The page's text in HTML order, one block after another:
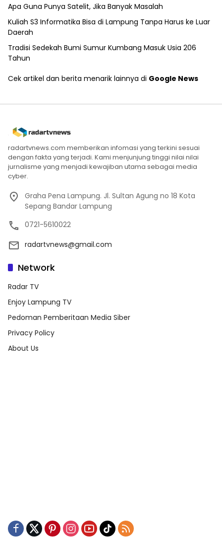
Apa Guna Punya Satelit, Jika Banyak Masalah
Kuliah S3 Informatika Bisa di Lampung Tanpa Harus ke Luar
Daerah
Tradisi Sedekah Bumi Sumur Kumbang Masuk Usia 206
Tahun
Cek artikel dan berita menarik lainnya di Google News
radartvnews.com memberikan infomasi yang terkini sesuai
dengan fakta yang terjadi. Kami menjunjung tinggi nilai nilai
jurnalisme yang menjadi kewajiban utama sebagai media
cyber.
Graha Pena Lampung. Jl. Sultan Agung no 18 Kota
Sepang Bandar Lampung
0721-5610022
radartvnews@gmail.com
Network
Radar TV
Enjoy Lampung TV
Pedoman Pemberitaan Media Siber
Privacy Policy
About Us